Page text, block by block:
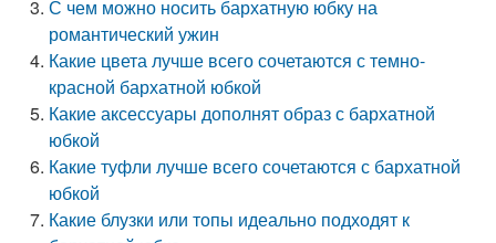
С чем можно носить бархатную юбку на
романтический ужин
Какие цвета лучше всего сочетаются с темно-
красной бархатной юбкой
Какие аксессуары дополнят образ с бархатной
юбкой
Какие туфли лучше всего сочетаются с бархатной
юбкой
Какие блузки или топы идеально подходят к